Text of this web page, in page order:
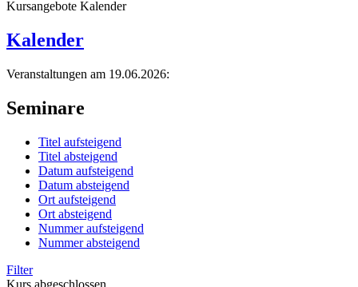
Kursangebote Kalender
Kalender
Veranstaltungen am 19.06.2026:
Seminare
Titel aufsteigend
Titel absteigend
Datum aufsteigend
Datum absteigend
Ort aufsteigend
Ort absteigend
Nummer aufsteigend
Nummer absteigend
Filter
Kurs abgeschlossen